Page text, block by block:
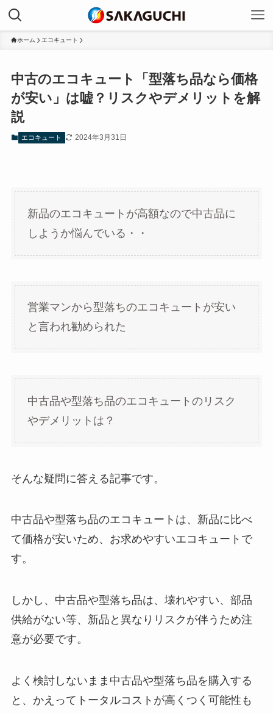
ホーム エコキュート
中古のエコキュート「型落ち品なら価格
が安い」は嘘？リスクやデメリットを解
説
エコキュート 2024年3月31日
新品のエコキュートが高額なので中古品に
しようか悩んでいる・・
営業マンから型落ちのエコキュートが安い
と言われ勧められた
中古品や型落ち品のエコキュートのリスク
やデメリットは？
そんな疑問に答える記事です。
中古品や型落ち品のエコキュートは、新品に比べ
て価格が安いため、お求めやすいエコキュートで
す。
しかし、中古品や型落ち品は、壊れやすい、部品
供給がない等、新品と異なりリスクが伴うため注
意が必要です。
よく検討しないまま中古品や型落ち品を購入する
と、かえってトータルコストが高くつく可能性も